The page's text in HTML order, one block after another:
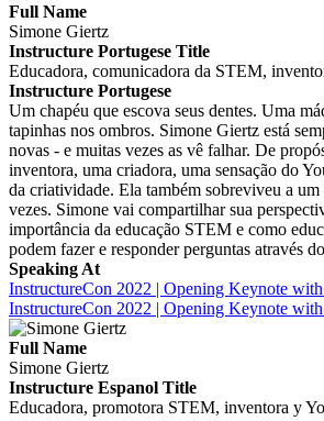
Full Name
Simone Giertz
Instructure Portugese Title
Educadora, comunicadora da STEM,
Instructure Portugese
Um chapéu que escova seus dentes. Uma
tapinhas nos ombros. Simone Giertz está
novas - e muitas vezes as vê falhar. De
inventora, uma criadora, uma sensação do
da criatividade. Ela também sobreviveu a
vezes. Simone vai compartilhar sua
importância da educação STEM e como
podem fazer e responder perguntas através
Speaking At
InstructureCon 2022 | Opening Keynote
InstructureCon 2022 | Opening Keynote
Full Name
Simone Giertz
Instructure Espanol Title
Educadora, promotora STEM, inventora y